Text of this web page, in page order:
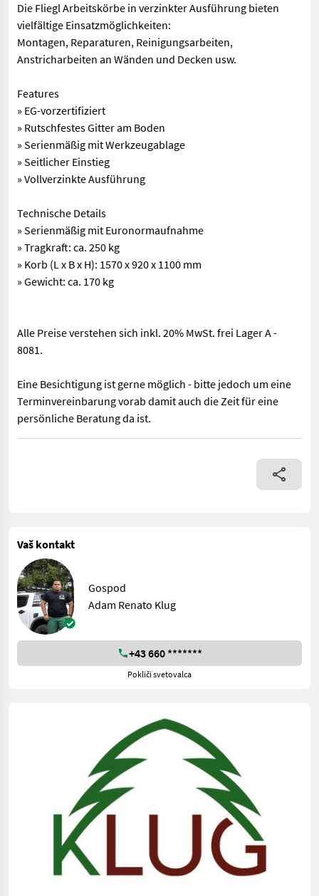
Die Fliegl Arbeitskörbe in verzinkter Ausführung bieten
vielfältige Einsatzmöglichkeiten:
Montagen, Reparaturen, Reinigungsarbeiten,
Anstricharbeiten an Wänden und Decken usw.
Features
» EG-vorzertifiziert
» Rutschfestes Gitter am Boden
» Serienmäßig mit Werkzeugablage
» Seitlicher Einstieg
» Vollverzinkte Ausführung
Technische Details
» Serienmäßig mit Euronormaufnahme
» Tragkraft: ca. 250 kg
» Korb (L x B x H): 1570 x 920 x 1100 mm
» Gewicht: ca. 170 kg
Alle Preise verstehen sich inkl. 20% MwSt. frei Lager A -
8081.
Eine Besichtigung ist gerne möglich - bitte jedoch um eine
Terminvereinbarung vorab damit auch die Zeit für eine
persönliche Beratung da ist.
Neue Fliegl Arbeitsbühne »Niedrig« für den Anbau an
Vaš kontakt
Gospod
Adam Renato Klug
+43 660 *******
Pokliči svetovalca